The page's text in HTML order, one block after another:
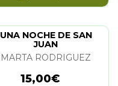
UNA NOCHE DE SAN
JUAN
MARTA RODRIGUEZ
15,00€